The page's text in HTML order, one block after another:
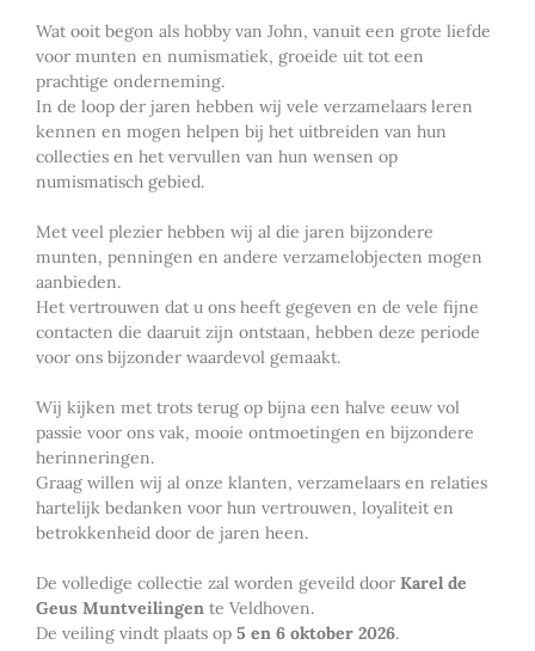
Wat ooit begon als hobby van John, vanuit een grote liefde
voor munten en numismatiek, groeide uit tot een
prachtige onderneming.
In de loop der jaren hebben wij vele verzamelaars leren
kennen en mogen helpen bij het uitbreiden van hun
collecties en het vervullen van hun wensen op
numismatisch gebied.
Met veel plezier hebben wij al die jaren bijzondere
munten, penningen en andere verzamelobjecten mogen
aanbieden.
Het vertrouwen dat u ons heeft gegeven en de vele fijne
contacten die daaruit zijn ontstaan, hebben deze periode
voor ons bijzonder waardevol gemaakt.
Wij kijken met trots terug op bijna een halve eeuw vol
passie voor ons vak, mooie ontmoetingen en bijzondere
herinneringen.
Graag willen wij al onze klanten, verzamelaars en relaties
hartelijk bedanken voor hun vertrouwen, loyaliteit en
betrokkenheid door de jaren heen.
De volledige collectie zal worden geveild door Karel de
Geus Muntveilingen te Veldhoven.
De veiling vindt plaats op 5 en 6 oktober 2026.